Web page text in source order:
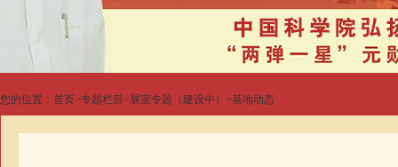
您的位置： 首页>专题栏目 >展室专题（建设中） >基地动态